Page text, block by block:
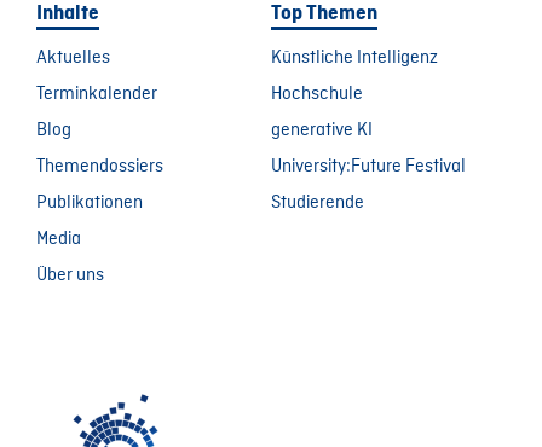
Inhalte
Aktuelles
Terminkalender
Blog
Themendossiers
Publikationen
Media
Über uns
Top Themen
Künstliche Intelligenz
Hochschule
generative KI
University:Future Festival
Studierende